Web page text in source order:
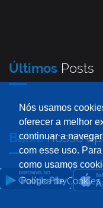
Nós usamos
oferecer a melhor
continuar a
com esse uso.
como usamos
Política de Cookies
Últimos Posts
Baixenosso